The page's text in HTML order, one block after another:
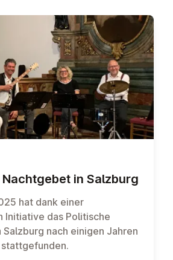
in Salzburg
hat dank einer
Initiative das Politische
nach einigen Jahren